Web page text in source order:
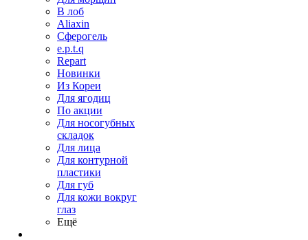
В лоб
Aliaxin
Сферогель
e.p.t.q
Repart
Новинки
Из Кореи
Для ягодиц
По акции
Для носогубных
складок
Для лица
Для контурной
пластики
Для губ
Для кожи вокруг
глаз
Ещё